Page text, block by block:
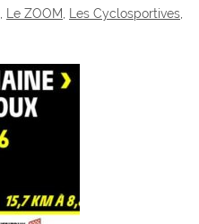
Le ZOOM Les Cyclosportives